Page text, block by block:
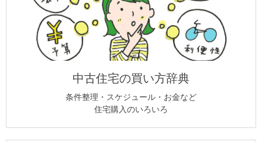
中古住宅の買い方辞典
条件整理・スケジュール・お金など
住宅購入のいろいろ